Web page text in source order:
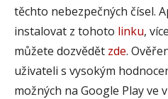
těchto nebezpečných čísel.
instalovat z tohoto linku,
můžete dozvědět zde.
uživateli s vysokým
možných na Google Play ve